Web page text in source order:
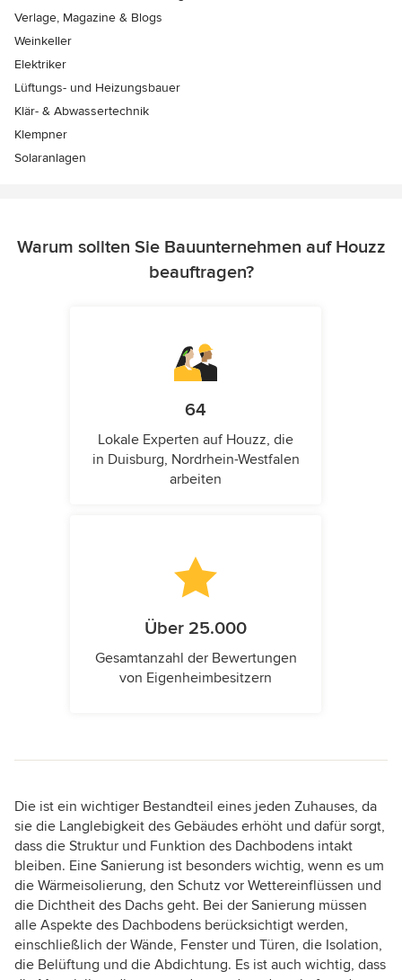
Verlage, Magazine & Blogs
Weinkeller
Elektriker
Lüftungs- und Heizungsbauer
Klär- & Abwassertechnik
Klempner
Solaranlagen
Warum sollten Sie Bauunternehmen auf Houzz
beauftragen?
64
Lokale Experten auf Houzz, die
in Duisburg, Nordrhein-Westfalen
arbeiten
Über 25.000
Gesamtanzahl der Bewertungen
von Eigenheimbesitzern
Die ist ein wichtiger Bestandteil eines jeden Zuhauses, da
sie die Langlebigkeit des Gebäudes erhöht und dafür sorgt,
dass die Struktur und Funktion des Dachbodens intakt
bleiben. Eine Sanierung ist besonders wichtig, wenn es um
die Wärmeisolierung, den Schutz vor Wettereinflüssen und
die Dichtheit des Dachs geht. Bei der Sanierung müssen
alle Aspekte des Dachbodens berücksichtigt werden,
einschließlich der Wände, Fenster und Türen, die Isolation,
die Belüftung und die Abdichtung. Es ist auch wichtig, dass